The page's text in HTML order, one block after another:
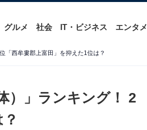
グルメ 社会 IT・ビジネス エンタメ
「西牟婁郡上富田」を抑えた1位は？
）」ランキング！ 2